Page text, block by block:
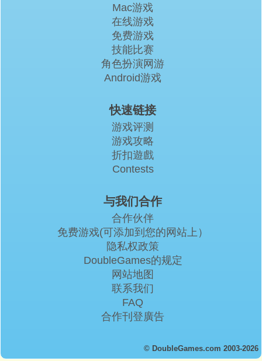
Mac游戏
在线游戏
免费游戏
技能比赛
角色扮演网游
Android游戏
快速链接
游戏评测
游戏攻略
折扣遊戲
Contests
与我们合作
合作伙伴
免费游戏(可添加到您的网站上）
隐私权政策
DoubleGames的规定
网站地图
联系我们
FAQ
合作刊登廣告
© DoubleGames.com 2003-2026